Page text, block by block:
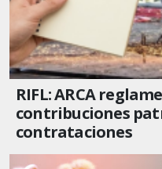
RIFL: ARCA
contribuciones
contrataciones